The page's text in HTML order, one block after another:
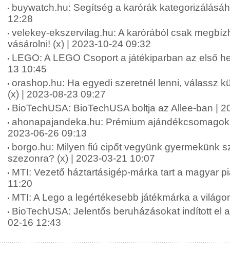
buywatch.hu: Segítség a karórák
12:28
velekey-ekszervilag.hu: A karórából csak
vásárolni! (x) | 2023-10-24 09:32
LEGO: A LEGO Csoport a játékiparban az első
13 10:45
orashop.hu: Ha egyedi szeretnél lenni, válassz
(x) | 2023-08-23 09:27
BioTechUSA: BioTechUSA boltja az Allee-ban |
ahonapajandeka.hu: Prémium
2023-06-26 09:13
borgo.hu: Milyen fiú cipőt vegyünk gyermekünk
szezonra? (x) | 2023-03-21 10:07
MTI: Vezető háztartásigép-márka tart a magyar
11:20
MTI: A Lego a legértékesebb játékmárka a
BioTechUSA: Jelentős beruházásokat indított el
02-16 12:43